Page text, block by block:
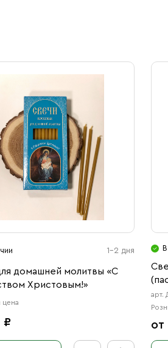
1-2 дня
домашней молитвы «С
Христовым!»
цена
₽
В
арт.
от